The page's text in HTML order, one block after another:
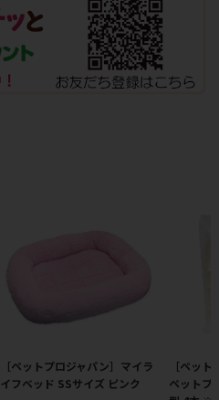
［ペットプロジャパン］マイラ
イフベッド SSサイズ ピンク
［ペッ
ペットプ